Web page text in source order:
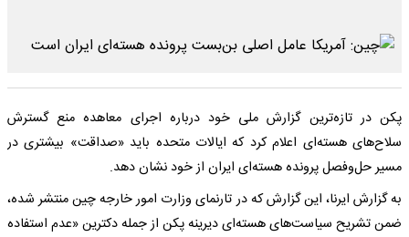
پکن در تازه‌ترین گزارش ملی خود درباره اجرای معاهده منع گسترش
سلاح‌های هسته‌ای اعلام کرد که ایالات متحده باید «صداقت» بیشتری در
مسیر حل‌وفصل پرونده هسته‌ای ایران از خود نشان دهد.
به گزارش ایرنا، این گزارش که در تارنمای وزارت امور خارجه چین منتشر شده،
ضمن تشریح سیاست‌های هسته‌ای دیرینه پکن از جمله دکترین «عدم استفاده